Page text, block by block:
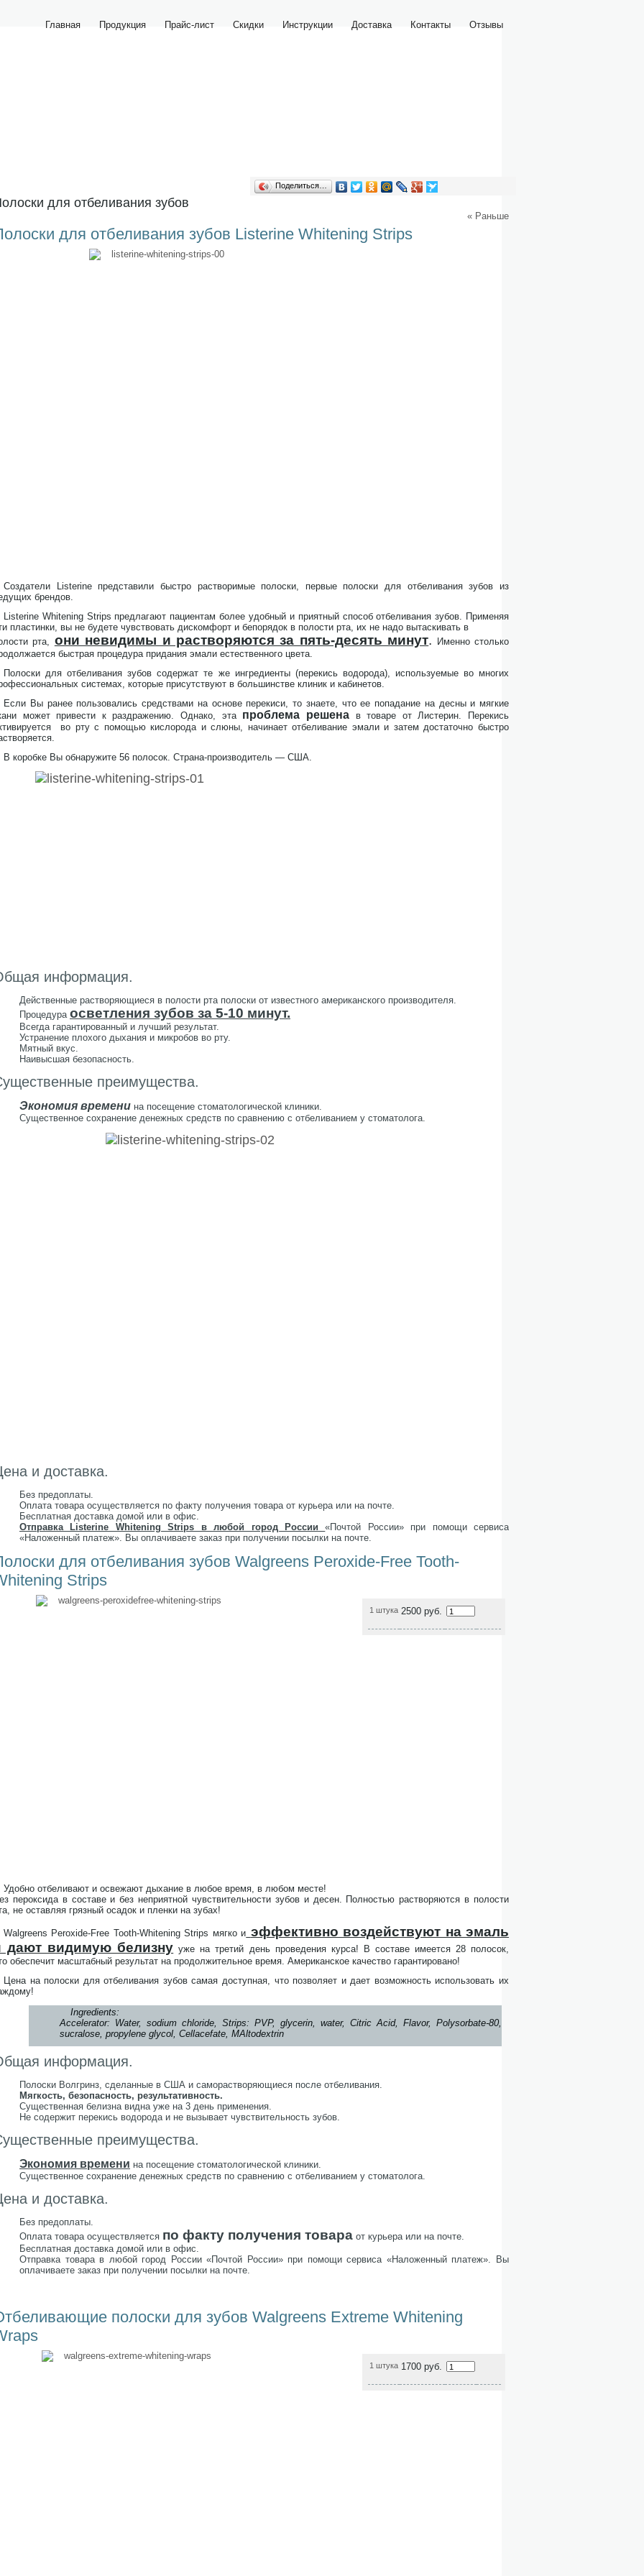
Главная Продукция Прайс-лист Скидки Инструкции Доставка Контакты Отзывы
Поделиться…
для отбеливания зубов
« Раньше
для отбеливания зубов Listerine Whitening Strips
Создатели Listerine представили быстро растворимые полоски, первые полоски для отбеливания зубов из
брендов.
Listerine Whitening Strips предлагают пациентам более удобный и приятный способ отбеливания зубов. Применяя
пластинки, вы не будете чувствовать дискомфорт и бепорядок в полости рта, их не надо вытаскивать в
рта, они невидимы и растворяются за пять-десять минут. Именно столько
быстрая процедура придания эмали естественного цвета.
Полоски для отбеливания зубов содержат те же ингредиенты (перекись водорода), используемые во многих
системах, которые присутствуют в большинстве клиник и кабинетов.
Если Вы ранее пользовались средствами на основе перекиси, то знаете, что ее попадание на десны и мягкие
может привести к раздражению. Однако, эта проблема решенав товаре от Листерин. Перекись
во рту с помощью кислорода и слюны, начинает отбеливание эмали и затем достаточно быстро
В коробке Вы обнаружите 56 полосок. Страна-производитель — США.
информация.
Действенные растворяющиеся в полости рта полоски от известного американского производителя.
Процедура осветления зубов за 5-10 минут.
Всегда гарантированный и лучший результат.
Устранение плохого дыхания и микробов во рту.
Мятный вкус.
Наивысшая безопасность.
преимущества.
Экономия времени на посещение стоматологической клиники.
Существенное сохранение денежных средств по сравнению с отбеливанием у стоматолога.
и доставка.
Без предоплаты.
Оплата товара осуществляется по факту получения товара от курьера или на почте.
Бесплатная доставка домой или в офис.
Отправка Listerine Whitening Strips в любой город России
«Почтой России» при помощи сервиса
«Наложенный платеж». Вы оплачиваете заказ при получении посылки на почте.
для отбеливания зубов Walgreens Peroxide-Free Tooth-
Strips
1 штука 2500 руб.
Удобно отбеливают и освежают дыхание в любое время, в любом месте!
пероксида в составе и без неприятной чувствительности зубов и десен. Полностью растворяются в полости
не оставляя грязный осадок и пленки на зубах!
Walgreens Peroxide-Free Tooth-Whitening Strips мягко и эффективно воздействуют на эмаль
дают видимую белизну уже на третий день проведения курса! В составе имеется 28 полосок,
обеспечит масштабный результат на продолжительное время. Американское качество гарантировано!
Цена на полоски для отбеливания зубов самая доступная, что позволяет и дает возможность использовать их
Ingredients:
Accelerator: Water, sodium chloride, Strips: PVP, glycerin, water, Citric Acid, Flavor, Polysorbate-80,
sucralose, propylene glycol, Cellacefate, MAltodextrin
информация.
Полоски Волгринз, сделанные в США и саморастворяющиеся после отбеливания.
Мягкость, безопасность, результативность.
Существенная белизна видна уже на 3 день применения.
Не содержит перекись водорода и не вызывает чувствительность зубов.
преимущества.
Экономия времени на посещение стоматологической клиники.
Существенное сохранение денежных средств по сравнению с отбеливанием у стоматолога.
и доставка.
Без предоплаты.
Оплата товара осуществляется по факту получения товара от курьера или на почте.
Бесплатная доставка домой или в офис.
Отправка товара в любой город России «Почтой России» при помощи сервиса «Наложенный платеж». Вы
оплачиваете заказ при получении посылки на почте.
полоски для зубов Walgreens Extreme Whitening
1 штука 1700 руб.